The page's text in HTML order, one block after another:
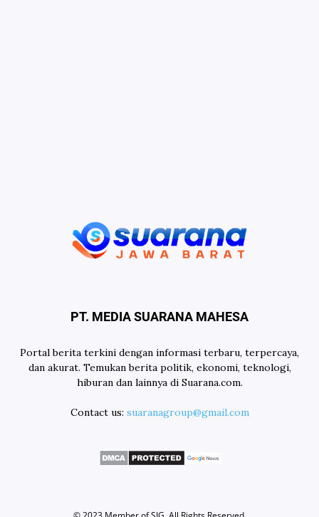
PT. MEDIA SUARANA MAHESA
Portal berita terkini dengan informasi terbaru, terpercaya,
dan akurat. Temukan berita politik, ekonomi, teknologi,
hiburan dan lainnya di Suarana.com.
Contact us: suaranagroup@gmail.com